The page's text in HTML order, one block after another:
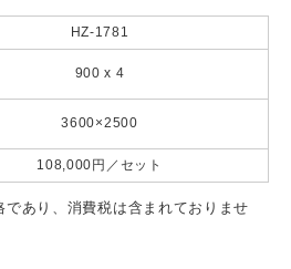
HZ-1781
900 x 4
3600×2500
108,000円／セット
あり、消費税は含まれておりませ